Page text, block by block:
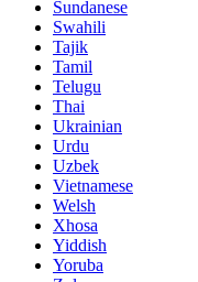
Sundanese
Swahili
Tajik
Tamil
Telugu
Thai
Ukrainian
Urdu
Uzbek
Vietnamese
Welsh
Xhosa
Yiddish
Yoruba